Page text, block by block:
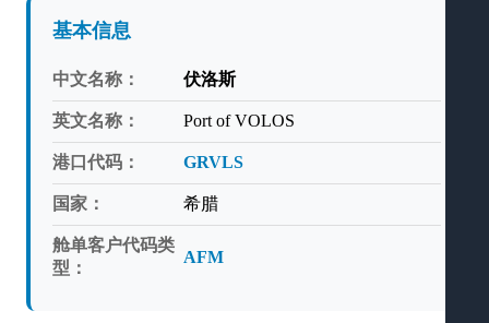
基本信息
中文名称： 伏洛斯
英文名称： Port of VOLOS
港口代码： GRVLS
国家： 希腊
舱单客户代码类
型：
AFM